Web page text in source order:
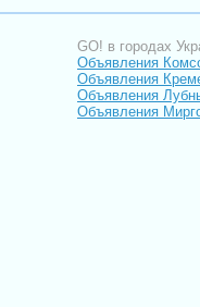
GO! в городах
Объявления
Объявления
Объявления
Объявления